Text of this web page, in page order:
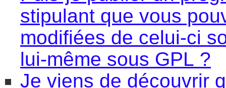
stipulant que vous
modifiées de celui-ci
lui-même sous GPL ?
Je viens de découvrir